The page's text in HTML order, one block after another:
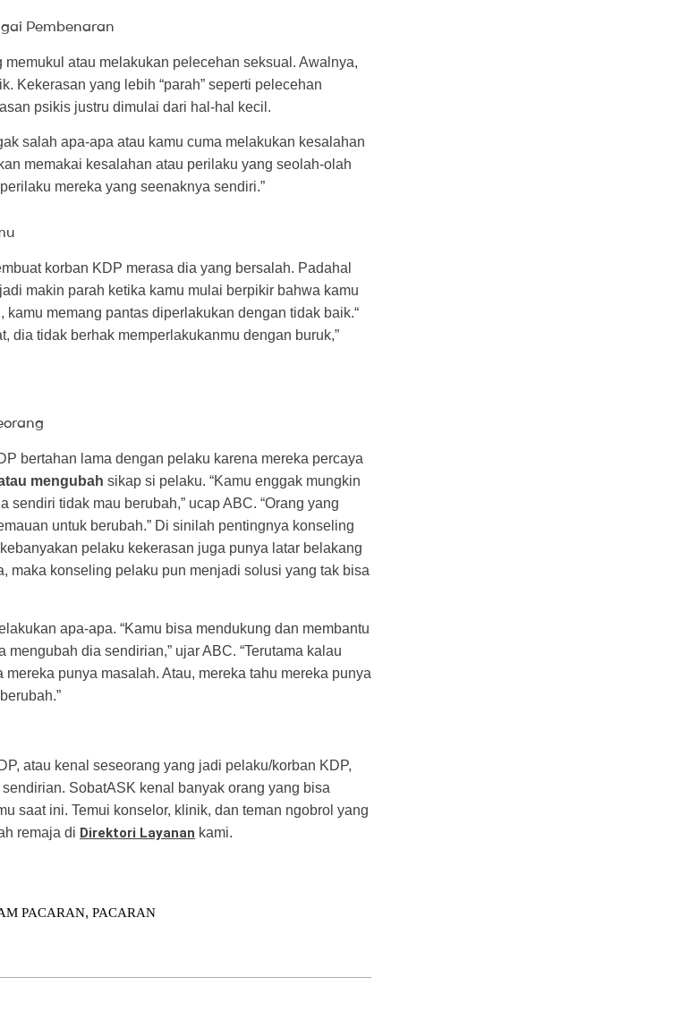
Pembenaran
atau melakukan pelecehan seksual. Awalnya,
Kekerasan yang lebih “parah” seperti pelecehan
psikis justru dimulai dari hal-hal kecil.
salah apa-apa atau kamu cuma melakukan kesalahan
memakai kesalahan atau perilaku yang seolah-olah
mereka yang seenaknya sendiri.”
korban KDP merasa dia yang bersalah. Padahal
makin parah ketika kamu mulai berpikir bahwa kamu
kamu memang pantas diperlakukan dengan tidak baik.“
dia tidak berhak memperlakukanmu dengan buruk,”
bertahan lama dengan pelaku karena mereka percaya
mengubah sikap si pelaku. “Kamu enggak mungkin
sendiri tidak mau berubah,” ucap ABC. “Orang yang
untuk berubah.” Di sinilah pentingnya konseling
pelaku kekerasan juga punya latar belakang
maka konseling pelaku pun menjadi solusi yang tak bisa
apa-apa. “Kamu bisa mendukung dan membantu
dia sendirian,” ujar ABC. “Terutama kalau
punya masalah. Atau, mereka tahu mereka punya
atau kenal seseorang yang jadi pelaku/korban KDP,
SobatASK kenal banyak orang yang bisa
saat ini. Temui konselor, klinik, dan teman ngobrol yang
remaja di Direktori Layanan kami.
PACARAN, PACARAN